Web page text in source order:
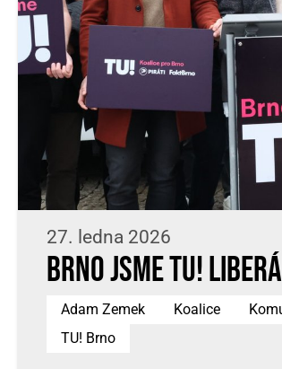
27. ledna 2026
Brno jsme TU!
Adam Zemek Koalice
TU! Brno